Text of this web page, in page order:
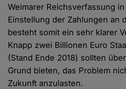
Weimarer Reichsverfassung
Einstellung der Zahlungen an
besteht somit ein sehr klarer
Knapp zwei Billionen Euro
(Stand Ende 2018) sollten
Grund bieten, das Problem
Zukunft anzulasten.